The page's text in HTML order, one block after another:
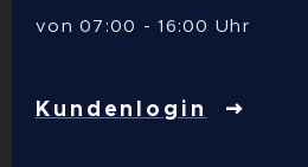
von 07:00 - 16:00 Uhr
Kundenlogin